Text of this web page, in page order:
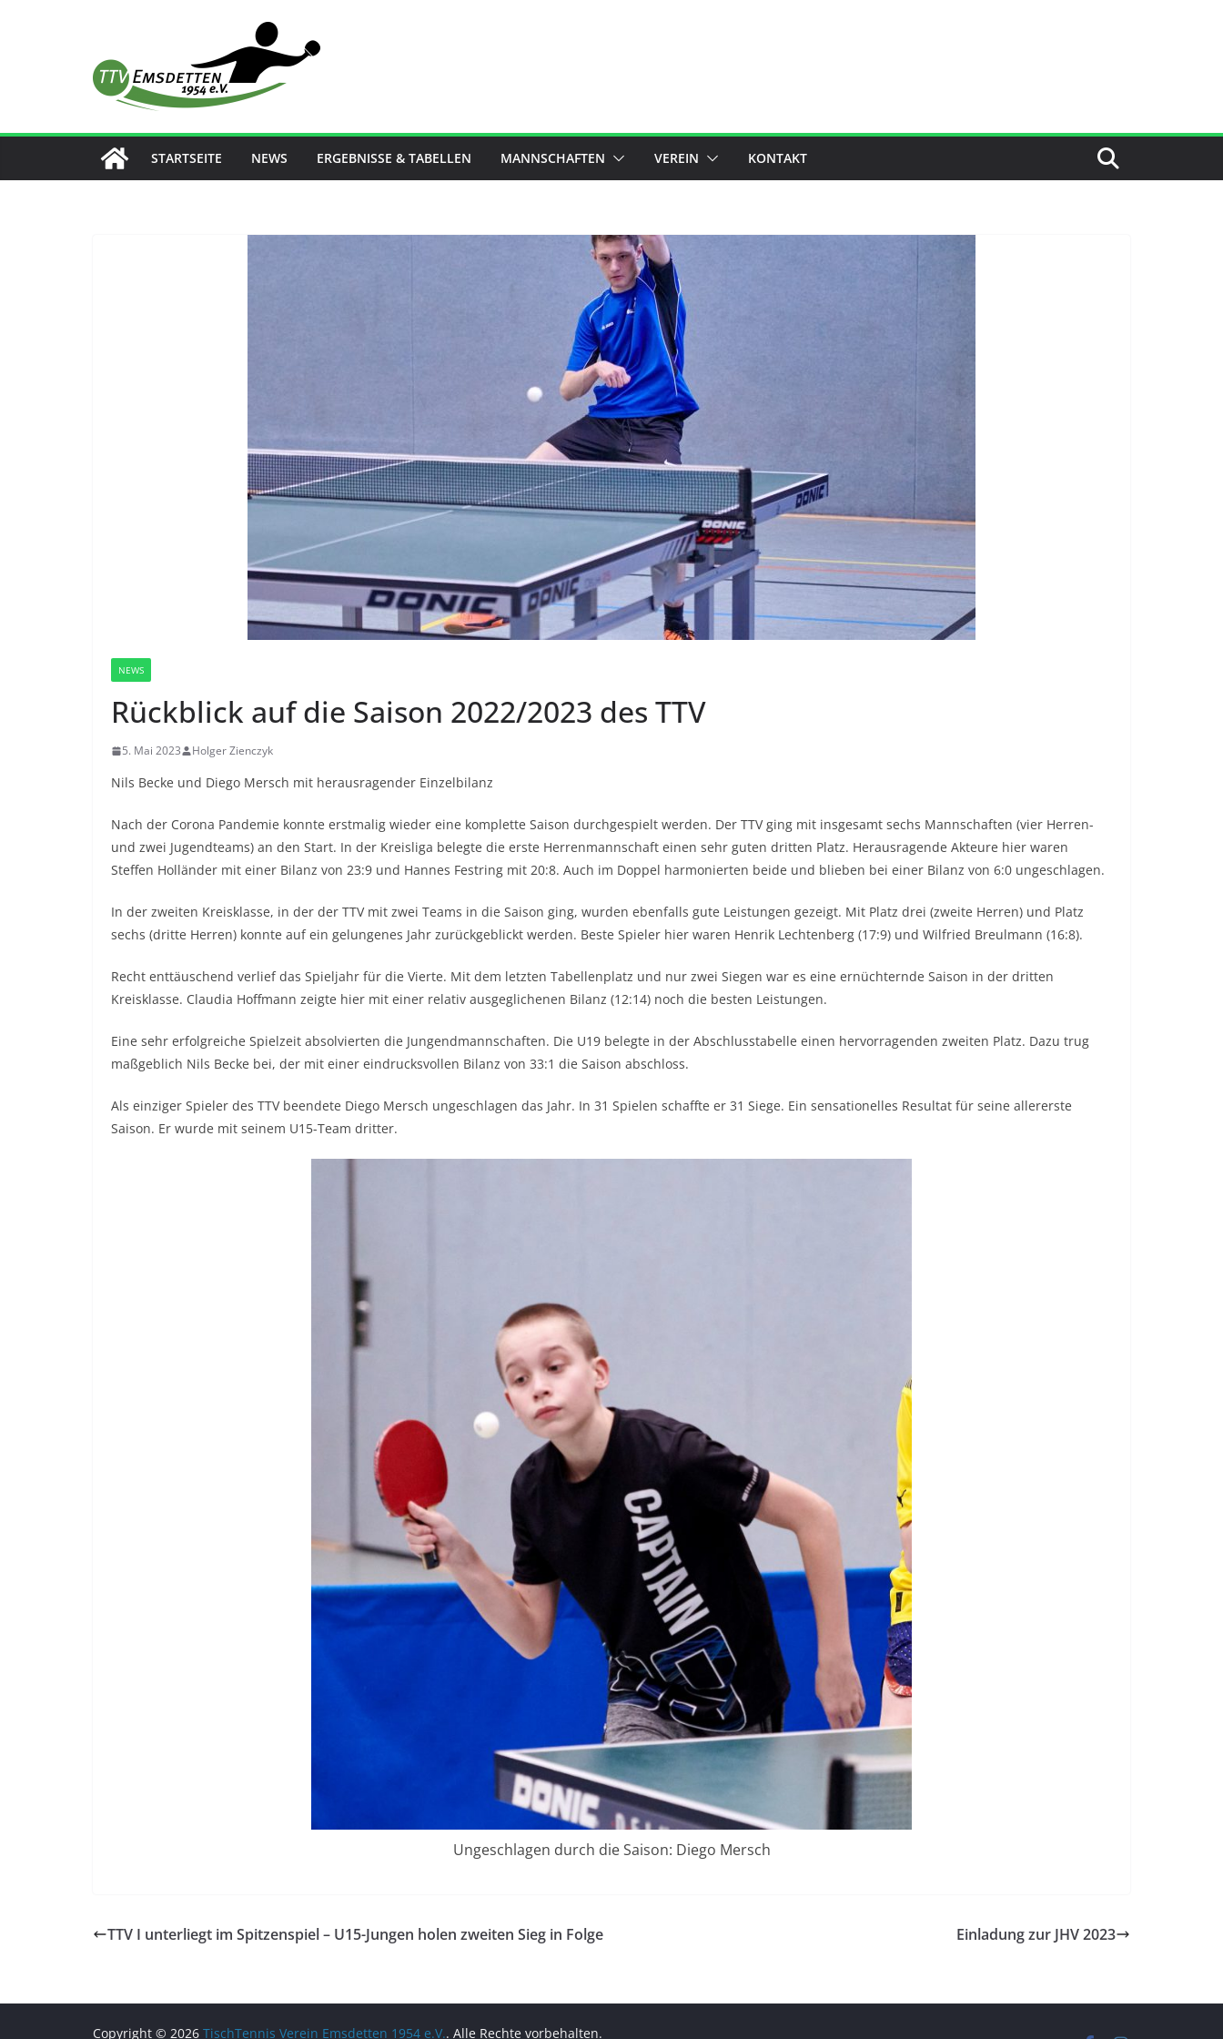
STARTSEITE NEWS ERGEBNISSE & TABELLEN MANNSCHAFTEN VEREIN KONTAKT
NEWS
Rückblick auf die Saison 2022/2023 des TTV
5. Mai 2023 Holger Zienczyk
Nils Becke und Diego Mersch mit herausragender Einzelbilanz
Nach der Corona Pandemie konnte erstmalig wieder eine komplette Saison durchgespielt werden. Der TTV ging mit insgesamt sechs Mannschaften (vier Herren-
und zwei Jugendteams) an den Start. In der Kreisliga belegte die erste Herrenmannschaft einen sehr guten dritten Platz. Herausragende Akteure hier waren
Steffen Holländer mit einer Bilanz von 23:9 und Hannes Festring mit 20:8. Auch im Doppel harmonierten beide und blieben bei einer Bilanz von 6:0 ungeschlagen.
In der zweiten Kreisklasse, in der der TTV mit zwei Teams in die Saison ging, wurden ebenfalls gute Leistungen gezeigt. Mit Platz drei (zweite Herren) und Platz
sechs (dritte Herren) konnte auf ein gelungenes Jahr zurückgeblickt werden. Beste Spieler hier waren Henrik Lechtenberg (17:9) und Wilfried Breulmann (16:8).
Recht enttäuschend verlief das Spieljahr für die Vierte. Mit dem letzten Tabellenplatz und nur zwei Siegen war es eine ernüchternde Saison in der dritten
Kreisklasse. Claudia Hoffmann zeigte hier mit einer relativ ausgeglichenen Bilanz (12:14) noch die besten Leistungen.
Eine sehr erfolgreiche Spielzeit absolvierten die Jungendmannschaften. Die U19 belegte in der Abschlusstabelle einen hervorragenden zweiten Platz. Dazu trug
maßgeblich Nils Becke bei, der mit einer eindrucksvollen Bilanz von 33:1 die Saison abschloss.
Als einziger Spieler des TTV beendete Diego Mersch ungeschlagen das Jahr. In 31 Spielen schaffte er 31 Siege. Ein sensationelles Resultat für seine allererste
Saison. Er wurde mit seinem U15-Team dritter.
Ungeschlagen durch die Saison: Diego Mersch
TTV I unterliegt im Spitzenspiel – U15-Jungen holen zweiten Sieg in Folge Einladung zur JHV 2023
Copyright © 2026 TischTennis Verein Emsdetten 1954 e.V.. Alle Rechte vorbehalten.